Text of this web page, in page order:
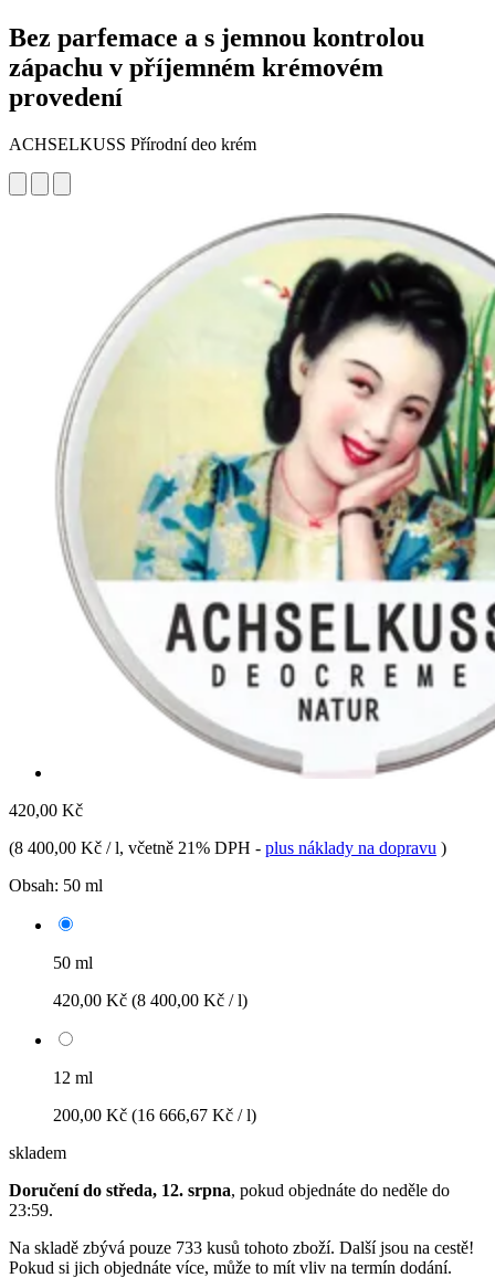
Bez parfemace a s jemnou kontrolou
zápachu v příjemném krémovém
provedení
ACHSELKUSS Přírodní deo krém
420,00 Kč
(8 400,00 Kč / l, včetně 21% DPH - plus náklady na dopravu )
Obsah: 50 ml
50 ml
420,00 Kč (8 400,00 Kč / l)
12 ml
200,00 Kč (16 666,67 Kč / l)
skladem
Doručení do středa, 12. srpna, pokud objednáte do neděle do
23:59.
Na skladě zbývá pouze 733 kusů tohoto zboží. Další jsou na cestě!
Pokud si jich objednáte více, může to mít vliv na termín dodání.